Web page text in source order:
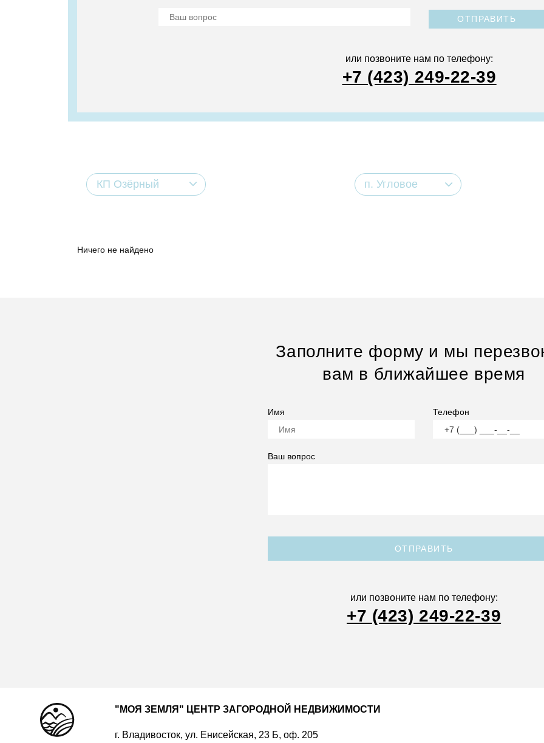
ОТПРАВИТЬ
или позвоните нам по телефону:
+7 (423) 249-22-39
КП Озёрный п. Угловое
Ничего не найдено
Заполните форму и мы
вам в ближайшее время
Имя Телефон
Ваш вопрос
ОТПРАВИТЬ
или позвоните нам по телефону:
+7 (423) 249-22-39
"МОЯ ЗЕМЛЯ" ЦЕНТР ЗАГОРОДНОЙ НЕДВИЖИМОСТИ
г. Владивосток, ул. Енисейская, 23 Б, оф. 205